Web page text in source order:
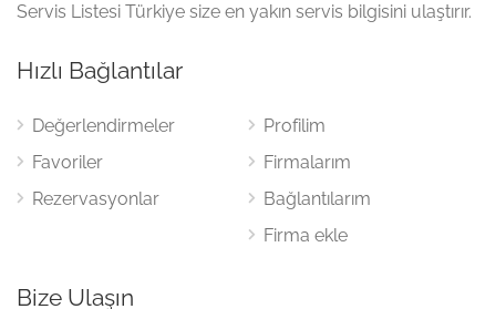
Servis Listesi Türkiye size en yakın servis bilgisini ulaştırır.
Hızlı Bağlantılar
Değerlendirmeler
Favoriler
Rezervasyonlar
Profilim
Firmalarım
Bağlantılarım
Firma ekle
Bize Ulaşın